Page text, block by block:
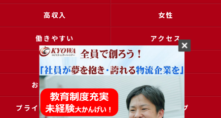
高収入 女性
働きやすい アクセス
お問い合わせ 採用申込
プライバシーポリシー サイトマップ